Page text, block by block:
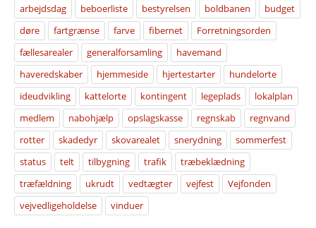
arbejdsdag beboerliste bestyrelsen boldbanen
budget
døre
fartgrænse farve fibernet
Forretningsorden
fællesarealer
generalforsamling
havemand
haveredskaber
hjemmeside hjertestarter
hundelorte
ideudvikling
kattelorte kontingent legeplads
lokalplan
medlem
nabohjælp opslagskasse regnskab
regnvand
rotter
skadedyr skovarealet snerydning
sommerfest
status
telt tilbygning trafik
træbeklædning
træfældning
ukrudt vedtægter vejfest
Vejfonden
vejvedligeholdelse
vinduer